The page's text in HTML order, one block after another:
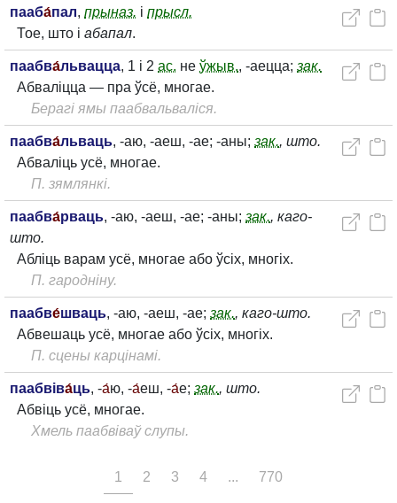
пааба́пал, прыназ. і прысл.
Тое, што і абапал.
паабва́львацца, 1 і 2 ас. не ўжыв., -аецца; зак.
Абваліцца — пра ўсё, многае.
Берагі ямы паабвальваліся.
паабва́льваць, -аю, -аеш, -ае; -аны; зак., што.
Абваліць усё, многае.
П. зямлянкі.
паабва́рваць, -аю, -аеш, -ае; -аны; зак., каго-
што.
Абліць варам усё, многае або ўсіх, многіх.
П. гародніну.
паабве́шваць, -аю, -аеш, -ае; зак., каго-што.
Абвешаць усё, многае або ўсіх, многіх.
П. сцены карцінамі.
паабвіва́ць, -а́ю, -а́еш, -а́е; зак., што.
Абвіць усё, многае.
Хмель паабвіваў слупы.
1 2 3 4 ... 770